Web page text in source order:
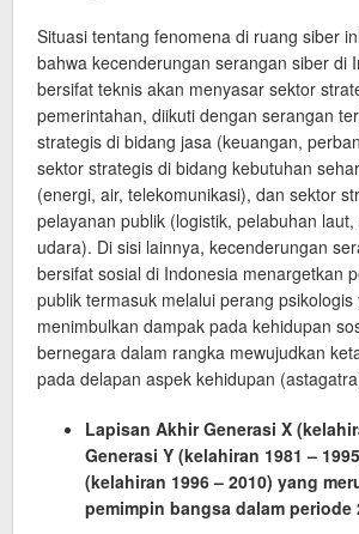
Situasi tentang fenomena di ruang siber
bahwa kecenderungan serangan siber di
bersifat teknis akan menyasar sektor
pemerintahan, diikuti dengan serangan
strategis di bidang jasa (keuangan,
sektor strategis di bidang kebutuhan
(energi, air, telekomunikasi), dan sektor
pelayanan publik (logistik, pelabuhan
udara). Di sisi lainnya, kecenderungan
bersifat sosial di Indonesia menargetkan
publik termasuk melalui perang
menimbulkan dampak pada kehidupan
bernegara dalam rangka mewujudkan
pada delapan aspek kehidupan
Lapisan Akhir Generasi X
Generasi Y (kelahiran 1981 –
(kelahiran 1996 – 2010) yang
pemimpin bangsa dalam periode